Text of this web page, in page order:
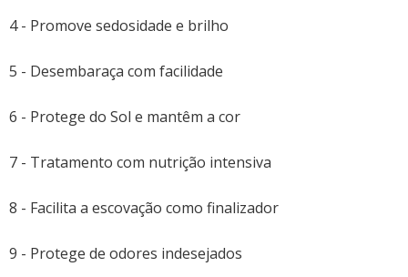
4 - Promove sedosidade e brilho
5 - Desembaraça com facilidade
6 - Protege do Sol e mantêm a cor
7 - Tratamento com nutrição intensiva
8 - Facilita a escovação como finalizador
9 - Protege de odores indesejados